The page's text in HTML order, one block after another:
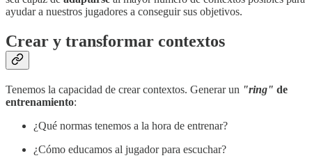
ayudar a nuestros jugadores a conseguir sus objetivos.
Crear y transformar contextos
Tenemos la capacidad de crear contextos. Generar un "ring" de
entrenamiento:
¿Qué normas tenemos a la hora de entrenar?
¿Cómo educamos al jugador para escuchar?